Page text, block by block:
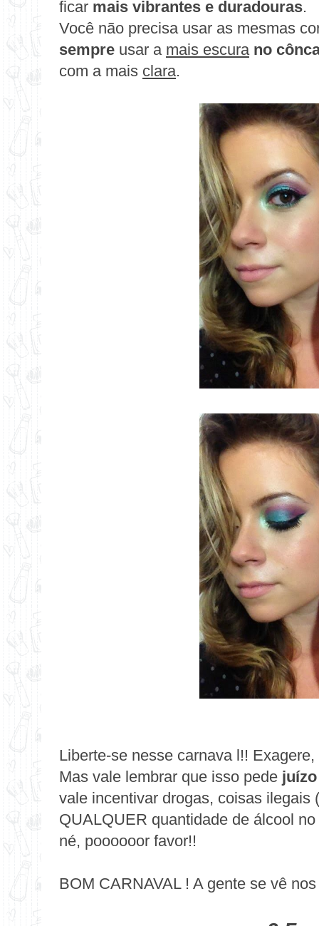
ficar mais vibrantes e duradouras.
Você não precisa usar as mesmas
sempre usar a mais escurano
com a mais clara.
Liberte-se nesse carnava l!!
Mas vale lembrar que isso pede juízo
vale incentivar drogas, coisas ilegais
QUALQUER quantidade de álcool
né, poooooor favor!!
BOM CARNAVAL! A gente se vê